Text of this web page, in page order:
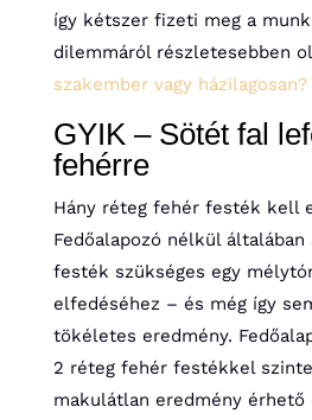
így kétszer fizeti meg a
dilemmáról részletesebben
szakember vagy házilagosan?
GYIK – Sötét fal
fehérre
Hány réteg fehér festék kell
Fedőalapozó nélkül
festék szükséges egy
elfedéséhez – és még így
tökéletes eredmény.
2 réteg fehér festékkel
makulátlan eredmény érhető